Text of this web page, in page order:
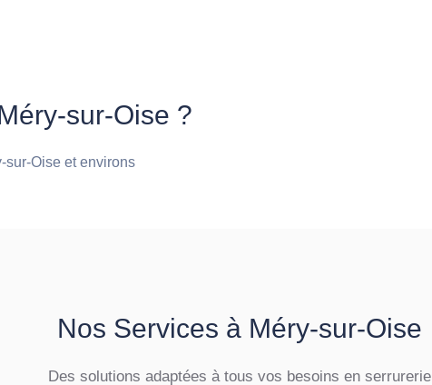
sur-Oise ?
sur-Oise et environs
Nos Services à Méry-sur-Oise
Des solutions adaptées à tous vos besoins en serrurerie